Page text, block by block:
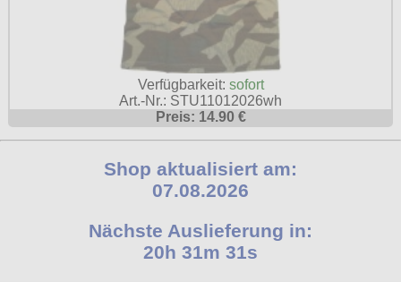
Verfügbarkeit: sofort
Art.-Nr.: STU11012026wh
Preis: 14.90 €
Shop aktualisiert am:
07.08.2026
Nächste Auslieferung in:
20h 31m 30s